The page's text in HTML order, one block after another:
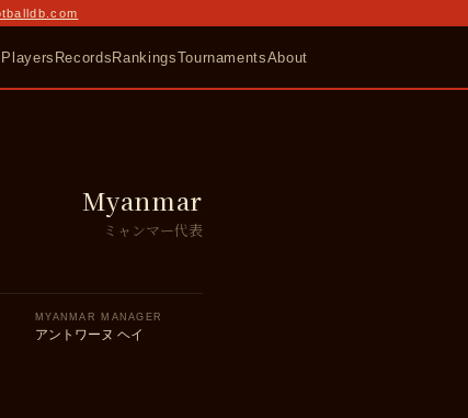
Players RecordsRankingsTournamentsAbout
Myanmar
ミャンマー代表
MYANMAR MANAGER
アントワーヌ ヘイ